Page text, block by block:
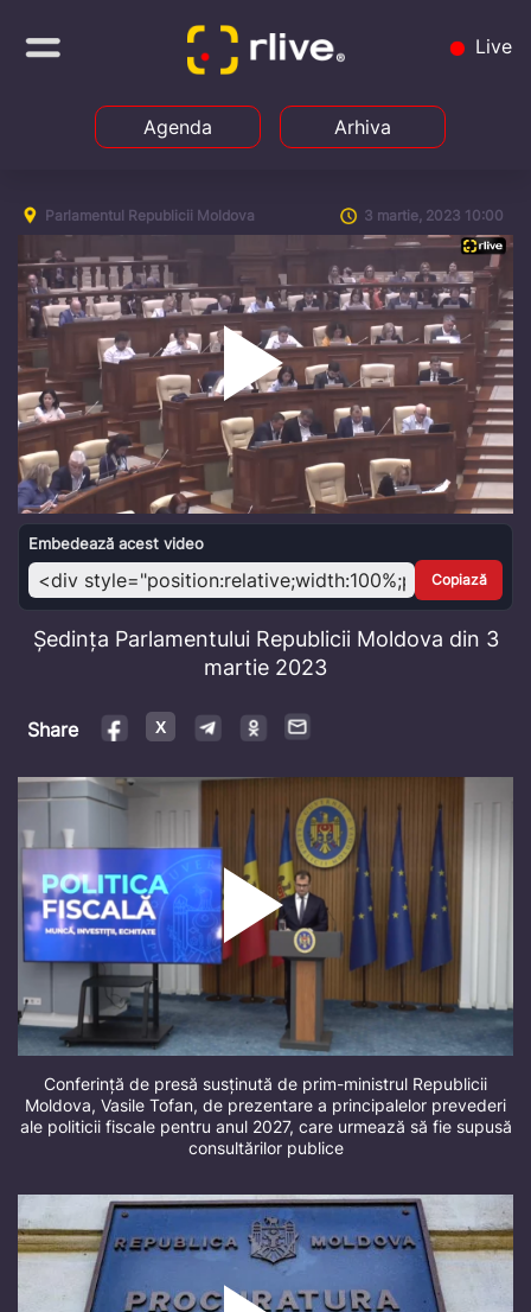
Live
Agenda Arhiva
Parlamentul Republicii Moldova 3 martie, 2023 10:00
Play
Video
Embedează acest video
Copiază
Ședința Parlamentului Republicii Moldova din 3
martie 2023
Share
Conferință de presă susținută de prim-ministrul Republicii
Moldova, Vasile Tofan, de prezentare a principalelor prevederi
ale politicii fiscale pentru anul 2027, care urmează să fie supusă
consultărilor publice